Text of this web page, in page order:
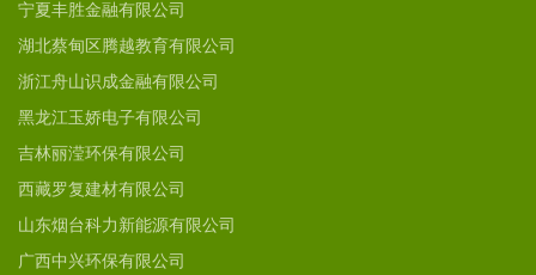
宁夏丰胜金融有限公司
湖北蔡甸区腾越教育有限公司
浙江舟山识成金融有限公司
黑龙江玉娇电子有限公司
吉林丽滢环保有限公司
西藏罗复建材有限公司
山东烟台科力新能源有限公司
广西中兴环保有限公司